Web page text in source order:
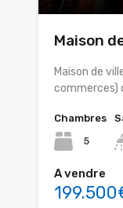
Maison
Maison de
commerces)
Chambres
5
A vendre